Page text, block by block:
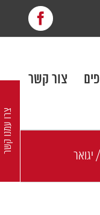
צור קשר
/ יגואר
צרו עמנו קשר